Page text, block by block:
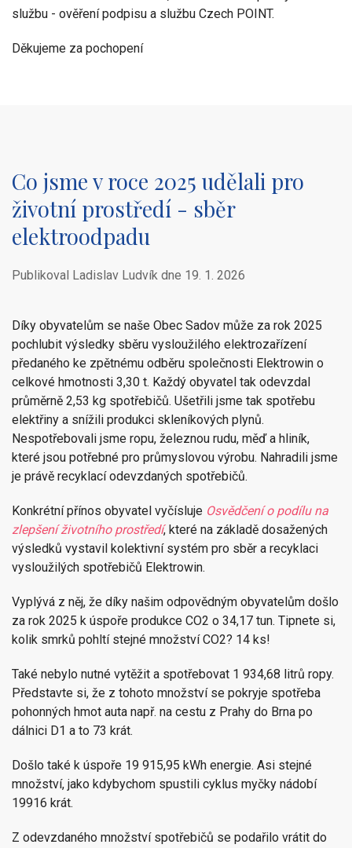
službu - ověření podpisu a službu Czech POINT.
Děkujeme za pochopení
Co jsme v roce 2025 udělali pro
životní prostředí - sběr
elektroodpadu
Publikoval Ladislav Ludvík dne 19. 1. 2026
Díky obyvatelům se naše Obec Sadov může za rok 2025
pochlubit výsledky sběru vysloužilého elektrozařízení
předaného ke zpětnému odběru společnosti Elektrowin o
celkové hmotnosti 3,30 t. Každý obyvatel tak odevzdal
průměrně 2,53 kg spotřebičů. Ušetřili jsme tak spotřebu
elektřiny a snížili produkci skleníkových plynů.
Nespotřebovali jsme ropu, železnou rudu, měď a hliník,
které jsou potřebné pro průmyslovou výrobu. Nahradili jsme
je právě recyklací odevzdaných spotřebičů.
Konkrétní přínos obyvatel vyčísluje Osvědčení o podílu na
zlepšení životního prostředí, které na základě dosažených
výsledků vystavil kolektivní systém pro sběr a recyklaci
vysloužilých spotřebičů Elektrowin.
Vyplývá z něj, že díky našim odpovědným obyvatelům došlo
za rok 2025 k úspoře produkce CO2 o 34,17 tun. Tipnete si,
kolik smrků pohltí stejné množství CO2? 14 ks!
Také nebylo nutné vytěžit a spotřebovat 1 934,68 litrů ropy.
Představte si, že z tohoto množství se pokryje spotřeba
pohonných hmot auta např. na cestu z Prahy do Brna po
dálnici D1 a to 73 krát.
Došlo také k úspoře 19 915,95 kWh energie. Asi stejné
množství, jako kdybychom spustili cyklus myčky nádobí
19916 krát.
Z odevzdaného množství spotřebičů se podařilo vrátit do